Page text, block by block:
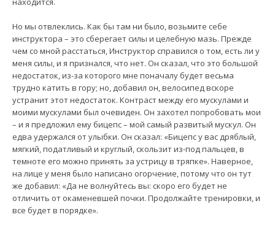
Но мы отвлеклись. Как бы там ни было, возьмите себе
инструктора – это сберегает силы и целебную мазь. Прежде
чем со мной расстаться, Инструктор справился о том, есть ли у
меня силы, и я признался, что нет. Он сказал, что это большой
недостаток, из-за которого мне поначалу будет весьма
трудно катить в гору; но, добавил он, велосипед вскоре
устранит этот недостаток. Контраст между его мускулами и
моими мускулами был очевиден. Он захотел попробовать мои
– и я предложил ему бицепс – мой самый развитый мускул. Он
едва удержался от улыбки. Он сказал: «Бицепс у вас дряблый,
мягкий, податливый и круглый, скользит из-под пальцев, в
темноте его можно принять за устрицу в тряпке». Наверное,
на лице у меня было написано огорчение, потому что он тут
же добавил: «Да не волнуйтесь вы: скоро его будет не
отличить от окаменевшей почки. Продолжайте тренировки, и
все будет в порядке».